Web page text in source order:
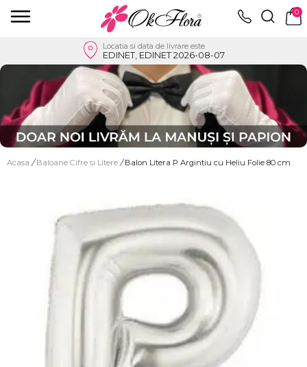
0
Locatia si data de livrare este
EDINET, EDINET 2026-08-07
Acasa / Baloane Cifre si Litere / Balon Litera P Argintiu cu Heliu Folie 80 cm